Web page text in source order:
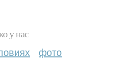
у нас
фото